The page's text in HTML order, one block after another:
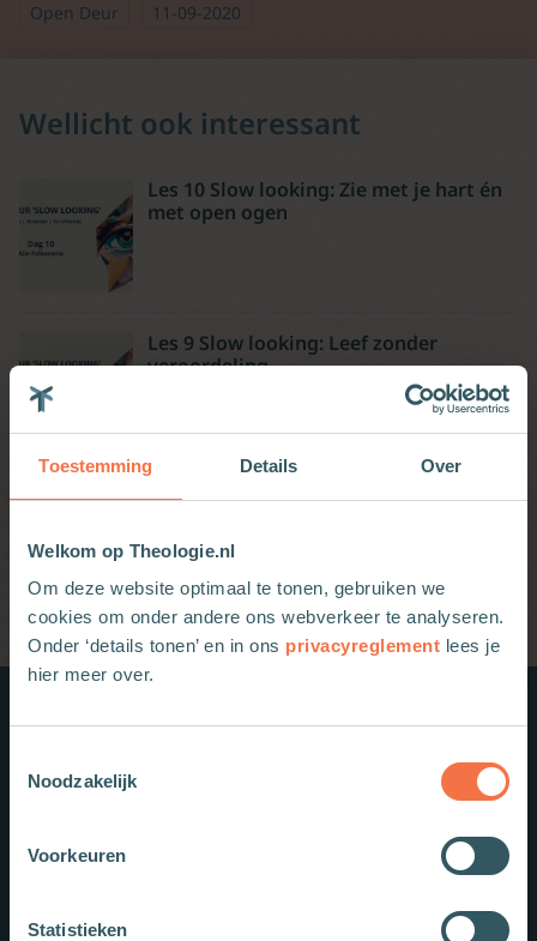
Toestemming Details Over
Welkom op Theologie.nl
Om deze website optimaal te tonen, gebruiken we
cookies om onder andere ons webverkeer te analyseren.
Onder ‘details tonen’ en in ons privacyreglement lees je
hier meer over.
Noodzakelijk
Voorkeuren
Statistieken
Open Deur
11-09-2020
Wellicht ook interessant
Les 10 Slow looking: Zie met je hart én
met open ogen
Les 9 Slow looking: Leef zonder
veroordeling
Basis Vrouwe Wijsheid, partner van God
Nieuwe boeken